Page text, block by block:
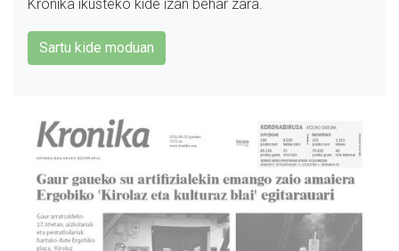
Kronika ikusteko kide izan behar zara.
Sartu kide moduan